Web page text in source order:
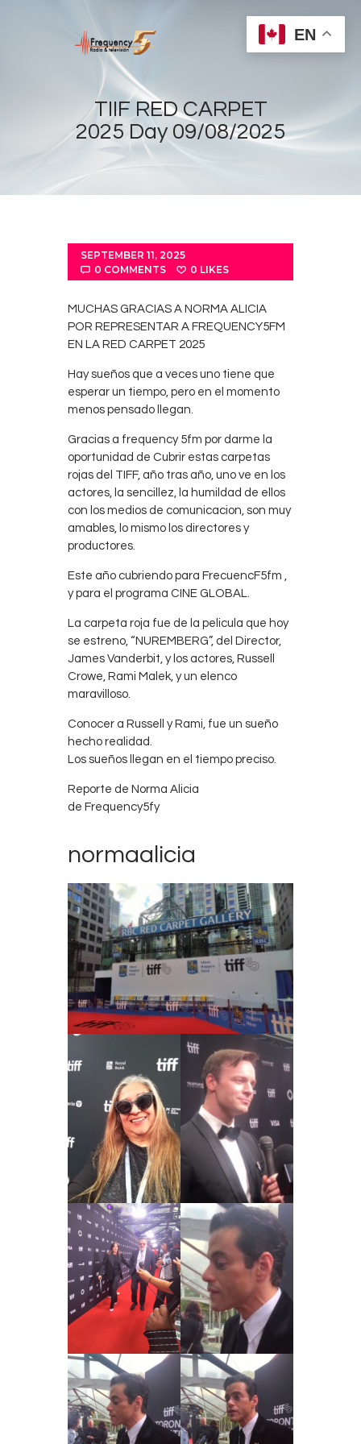
TIIF RED CARPET
2025 Day 09/08/2025
Home
Radios
Shows
Sports
Events
Store
Contacts
Cine
SEPTEMBER 11, 2025
0 COMMENTS 0 LIKES
MUCHAS GRACIAS A NORMA ALICIA
POR REPRESENTAR A FREQUENCY5FM
EN LA RED CARPET 2025
Hay sueños que a veces uno tiene que
esperar un tiempo, pero en el momento
menos pensado llegan.
Gracias a frequency 5fm por darme la
oportunidad de Cubrir estas carpetas
rojas del TIFF, año tras año, uno ve en los
actores, la sencillez, la humildad de ellos
con los medios de comunicacion, son muy
amables, lo mismo los directores y
productores.
Este año cubriendo para FrecuencF5fm ,
y para el programa CINE GLOBAL.
La carpeta roja fue de la pelicula que hoy
se estreno, “NUREMBERG”, del Director,
James Vanderbit, y los actores, Russell
Crowe, Rami Malek, y un elenco
maravilloso.
Conocer a Russell y Rami, fue un sueño
hecho realidad.
Los sueños llegan en el tiempo preciso.
Reporte de Norma Alicia
de Frequency5fy
normaalicia
EN